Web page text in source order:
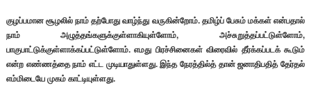
குழப்பமான சூழலில் நாம் தற்போது வாழ்ந்து வருகின்றோம். தமிழ்ப் பேசும் மக்கள் என்பதால்
நாம் அழுத்தங்களுக்குள்ளாகியுள்ளோம், அச்சுறுத்தப்பட்டுள்ளோம்,
பாகுபாட்டுக்குள்ளாக்கப்பட்டுள்ளோம். எமது பிரச்சினைகள் விரைவில் தீர்க்கப்படக் கூடும்
என்ற எண்ணத்தை நாம் எட்ட முடியாதுள்ளது. இந்த நேரத்தில்த் தான் ஜனாதிபதித் தேர்தல்
எம்மிடையே முகம் காட்டியுள்ளது.